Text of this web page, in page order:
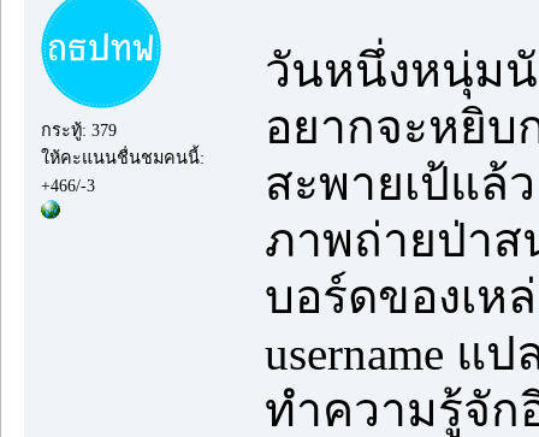
กระทู้: 379
ให้คะแนนชื่นชมคนนี้:
+466/-3
วันหนึ่งหนุ่มนั
อยากจะหยิบ
สะพายเป้แล้
ภาพถ่ายป่าส
บอร์ดของเห
username แ
ทำความรู้จัก